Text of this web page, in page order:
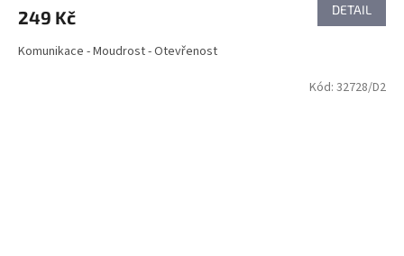
249 Kč DETAIL
Komunikace - Moudrost - Otevřenost
Kód: 32728/D2